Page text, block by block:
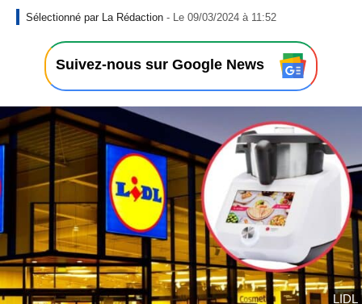
La Rédaction - Le 09/03/2024 à 11:52
0
/
0
3
/
2
4
à
1
:
5
2
Suivez-nous sur Google News
LIDL